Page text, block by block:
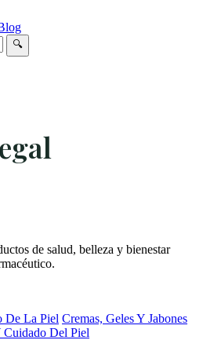
🔍
de salud, belleza y bienestar
De La Piel Cremas, Geles Y Jabones
Cuidado Del Piel